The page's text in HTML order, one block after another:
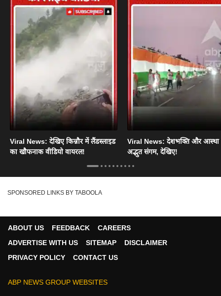
Viral News: देखिए किन्नौर में लैंडस्लाइड
का खौफनाक वीडियो वायरल!
Viral News: देशभक्ति और आस्था
अद्भुत संगम, देखिए!
SPONSORED LINKS BY TABOOLA
ABOUT US FEEDBACK
CAREERS
ADVERTISE WITH US
SITEMAP
DISCLAIMER
PRIVACY POLICY
CONTACT US
ABP NEWS GROUP WEBSITES